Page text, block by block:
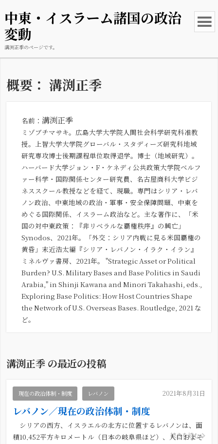
中東・イスラーム諸国の政治
変動
溝渕正季のページです。
概要： 溝渕正季
名前：溝渕正季
ミゾブチマサキ。広島大学大学院人間社会科学研究科准教
授。上智大学大学院グローバル・スタディーズ研究科地域
研究専攻博士後期課程単位取得退学。博士（地域研究）。
ハーバード大学ジョン・F・ケネディ公共政策大学院ベルフ
ァー科学・国際関係センター研究員、名古屋商科大学ビジ
ネススクール教授などを経て、現職。専門はシリア・レバ
ノン政治、中東地域の政治・軍事・安全保障問題、中東を
めぐる国際関係、イスラーム政治など。主な著作に、「米
国の対中東政策：『非リベラルな覇権秩序』の興亡」
Synodos、2021年。「外交：シリア内戦に見る米国覇権の
黄昏」末近浩太編『シリア・レバノン・イラク・イラン』
ミネルヴァ書房、2021年。 "Strategic Asset or Political
Burden? U.S. Military Bases and Base Politics in Saudi
Arabia," in Shinji Kawana and Minori Takahashi, eds.,
Exploring Base Politics: How Host Countries Shape
the Network of U.S. Overseas Bases. Routledge, 2021 な
ど。
溝渕正季 の最近の投稿
現在の政治体制・制度 レバノン 2021年8月31日
レバノン／現在の政治体制・制度
シリアの西方、イスラエルの北方に位置するレバノンは、面
積10,452平方キロメートル（日本の岐阜県ほど）、人口およそ
続きを読む